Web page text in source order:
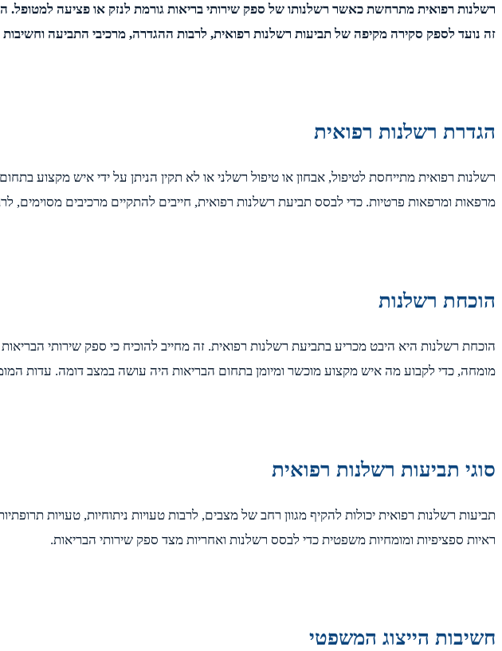
רשלנות רפואית מתרחשת כאשר רשלנותו של ספק שירותי בריאות גורמת לנזק או פציעה למטופל.
זה נועד לספק סקירה מקיפה של תביעות רשלנות רפואית, לרבות ההגדרה, מרכיבי התביעה וחשיבות
הגדרת רשלנות רפואית
רשלנות רפואית מתייחסת לטיפול, אבחון או טיפול רשלני או לא תקין הניתן על ידי איש מקצוע
מרפאות ומרפאות פרטיות. כדי לבסס תביעת רשלנות רפואית, חייבים להתקיים מרכיבים
הוכחת רשלנות
הוכחת רשלנות היא היבט מכריע בתביעת רשלנות רפואית. זה מחייב להוכיח כי ספק שירותי
מומחה, כדי לקבוע מה איש מקצוע מוכשר ומיומן בתחום הבריאות היה עושה במצב דומה. עדות
סוגי תביעות רשלנות רפואית
תביעות רשלנות רפואית יכולות להקיף מגוון רחב של מצבים, לרבות טעויות ניתוחיות, טעויות
ראיות ספציפיות ומומחיות משפטית כדי לבסס רשלנות ואחריות מצד ספק שירותי הבריאות.
חשיבות הייצוג המשפטי